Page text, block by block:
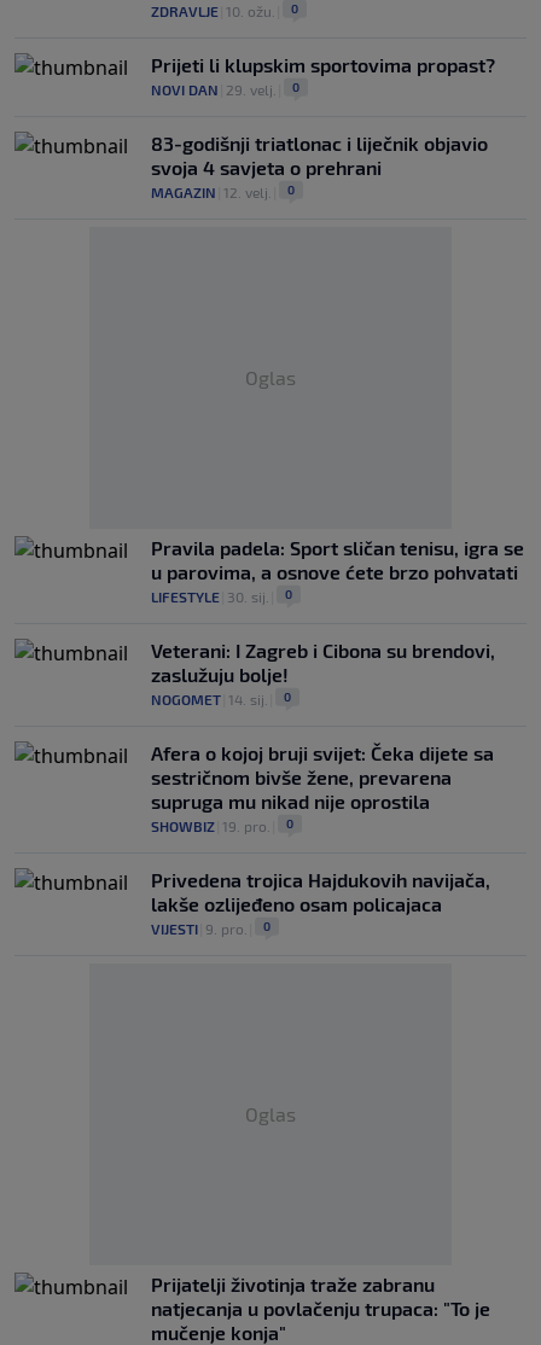
ZDRAVLJE 10. ožu. 0
Prijeti li klupskim sportovima propast?
NOVI DAN 29. velj. 0
83-godišnji triatlonac i liječnik objavio
svoja 4 savjeta o prehrani
MAGAZIN 12. velj. 0
Oglas
Pravila padela: Sport sličan tenisu, igra se
u parovima, a osnove ćete brzo pohvatati
LIFESTYLE 30. sij. 0
Veterani: I Zagreb i Cibona su brendovi,
zaslužuju bolje!
NOGOMET 14. sij. 0
Afera o kojoj bruji svijet: Čeka dijete sa
sestričnom bivše žene, prevarena
supruga mu nikad nije oprostila
SHOWBIZ 19. pro. 0
Privedena trojica Hajdukovih navijača,
lakše ozlijeđeno osam policajaca
VIJESTI 9. pro. 0
Oglas
Prijatelji životinja traže zabranu
natjecanja u povlačenju trupaca: "To je
mučenje konja"